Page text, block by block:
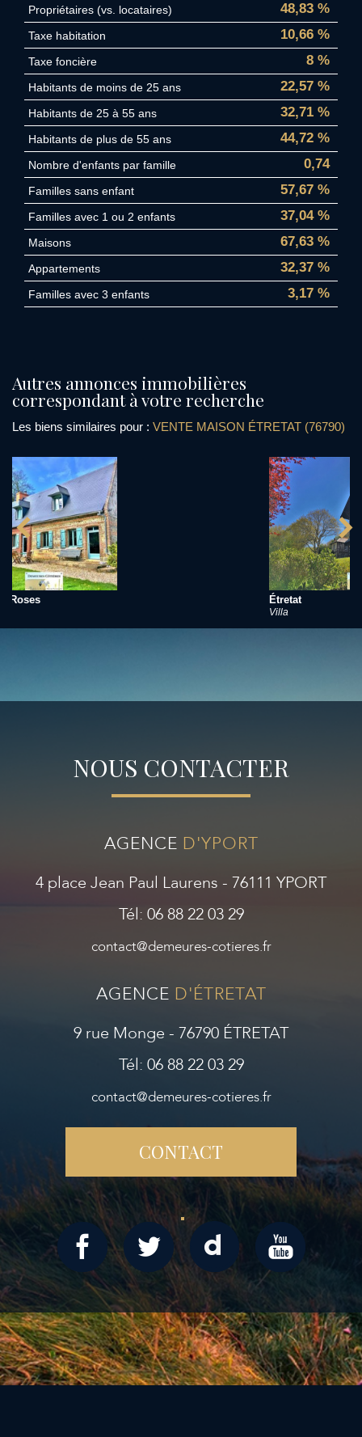
Propriétaires (vs. locataires) 48,83 %
Taxe habitation 10,66 %
Taxe foncière 8 %
Habitants de moins de 25 ans 22,57 %
Habitants de 25 à 55 ans 32,71 %
Habitants de plus de 55 ans 44,72 %
Nombre d'enfants par famille 0,74
Familles sans enfant 57,67 %
Familles avec 1 ou 2 enfants 37,04 %
Maisons 67,63 %
Appartements 32,37 %
Familles avec 3 enfants 3,17 %
autres annonces immobilières
correspondant à votre recherche
Les biens similaires pour : VENTE MAISON ÉTRETAT (76790)
NOUS CONTACTER
AGENCE D'YPORT
4 place Jean Paul Laurens - 76111 YPORT
Tél: 06 88 22 03 29
contact@demeures-cotieres.fr
AGENCE D'ÉTRETAT
9 rue Monge - 76790 ÉTRETAT
Tél: 06 88 22 03 29
contact@demeures-cotieres.fr
CONTACT